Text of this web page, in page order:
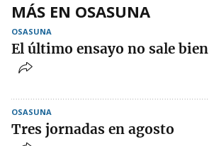
MÁS EN OSASUNA
OSASUNA
El último ensayo no sale bien
OSASUNA
Tres jornadas en agosto